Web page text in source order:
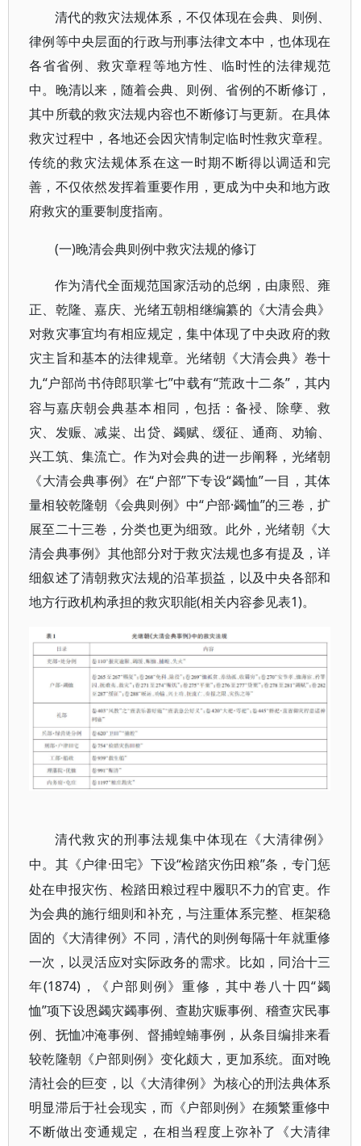
清代的救灾法规体系，不仅体现在会典、则例、
律例等中央层面的行政与刑事法律文本中，也体现在
各省省例、救灾章程等地方性、临时性的法律规范
中。晚清以来，随着会典、则例、省例的不断修订，
其中所载的救灾法规内容也不断修订与更新。在具体
救灾过程中，各地还会因灾情制定临时性救灾章程。
传统的救灾法规体系在这一时期不断得以调适和完
善，不仅依然发挥着重要作用，更成为中央和地方政
府救灾的重要制度指南。
(一)晚清会典则例中救灾法规的修订
作为清代全面规范国家活动的总纲，由康熙、雍
正、乾隆、嘉庆、光绪五朝相继编纂的《大清会典》
对救灾事宜均有相应规定，集中体现了中央政府的救
灾主旨和基本的法律规章。光绪朝《大清会典》卷十
九“户部尚书侍郎职掌七”中载有“荒政十二条”，其内
容与嘉庆朝会典基本相同，包括：备祲、除孽、救
灾、发赈、减粜、出贷、蠲赋、缓征、通商、劝输、
兴工筑、集流亡。作为对会典的进一步阐释，光绪朝
《大清会典事例》在“户部”下专设“蠲恤”一目，其体
量相较乾隆朝《会典则例》中“户部·蠲恤”的三卷，扩
展至二十三卷，分类也更为细致。此外，光绪朝《大
清会典事例》其他部分对于救灾法规也多有提及，详
细叙述了清朝救灾法规的沿革损益，以及中央各部和
地方行政机构承担的救灾职能(相关内容参见表1)。
清代救灾的刑事法规集中体现在《大清律例》
中。其《户律·田宅》下设“检踏灾伤田粮”条，专门惩
处在申报灾伤、检踏田粮过程中履职不力的官吏。作
为会典的施行细则和补充，与注重体系完整、框架稳
固的《大清律例》不同，清代的则例每隔十年就重修
一次，以灵活应对实际政务的需求。比如，同治十三
年(1874)，《户部则例》重修，其中卷八十四“蠲
恤”项下设恩蠲灾蠲事例、查勘灾赈事例、稽查灾民事
例、抚恤冲淹事例、督捕蝗蝻事例，从条目编排来看
较乾隆朝《户部则例》变化颇大，更加系统。面对晚
清社会的巨变，以《大清律例》为核心的刑法典体系
明显滞后于社会现实，而《户部则例》在频繁重修中
不断做出变通规定，在相当程度上弥补了《大清律